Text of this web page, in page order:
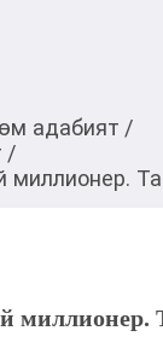
адабият /
/
миллионер.